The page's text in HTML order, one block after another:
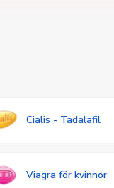
Cialis - Tadalafil
Viagra för kvinnor